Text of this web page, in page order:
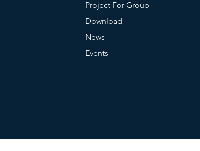
Project For Group
Download
News
Events